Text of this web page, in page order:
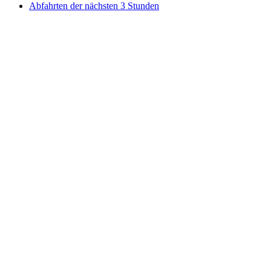
Abfahrten der nächsten 3 Stunden